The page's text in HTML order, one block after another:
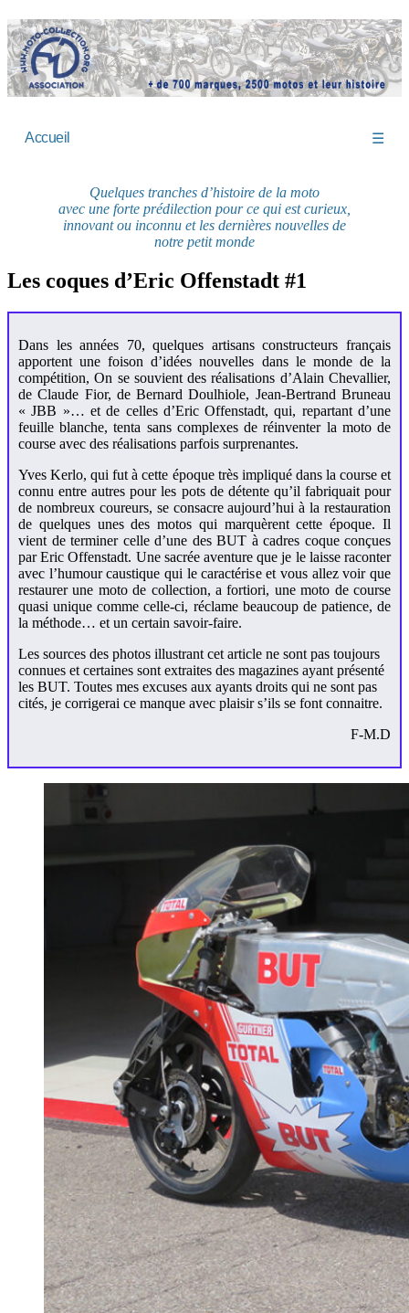
Accueil ☰
Quelques tranches d’histoire de la moto
avec une forte prédilection pour ce qui est curieux,
innovant ou inconnu et les dernières nouvelles de
notre petit monde
Les coques d’Eric Offenstadt #1
Dans les années 70, quelques artisans constructeurs français
apportent une foison d’idées nouvelles dans le monde de la
compétition, On se souvient des réalisations d’Alain Chevallier,
de Claude Fior, de Bernard Doulhiole, Jean-Bertrand Bruneau
« JBB »… et de celles d’Eric Offenstadt, qui, repartant d’une
feuille blanche, tenta sans complexes de réinventer la moto de
course avec des réalisations parfois surprenantes.
Yves Kerlo, qui fut à cette époque très impliqué dans la course et
connu entre autres pour les pots de détente qu’il fabriquait pour
de nombreux coureurs, se consacre aujourd’hui à la restauration
de quelques unes des motos qui marquèrent cette époque. Il
vient de terminer celle d’une des BUT à cadres coque conçues
par Eric Offenstadt. Une sacrée aventure que je le laisse raconter
avec l’humour caustique qui le caractérise et vous allez voir que
restaurer une moto de collection, a fortiori, une moto de course
quasi unique comme celle-ci, réclame beaucoup de patience, de
la méthode… et un certain savoir-faire.
Les sources des photos illustrant cet article ne sont pas toujours
connues et certaines sont extraites des magazines ayant présenté
les BUT. Toutes mes excuses aux ayants droits qui ne sont pas
cités, je corrigerai ce manque avec plaisir s’ils se font connaitre.
F-M.D